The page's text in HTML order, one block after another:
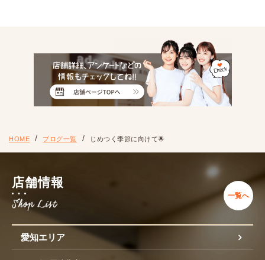
HOME ブログ一覧 じめつく季節に向けて🌟
店舗情報
一覧へ
愛知エリア